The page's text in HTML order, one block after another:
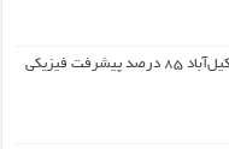
طراحی شهری محدوده قلعه وکیل‌آباد ۸۵ درصد پیشرفت فیزیکی